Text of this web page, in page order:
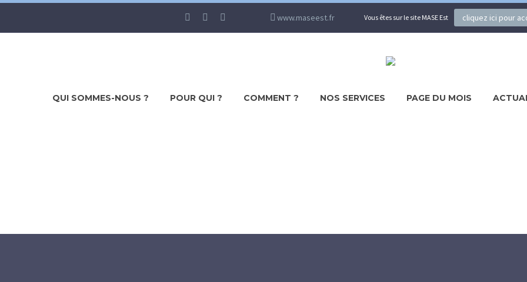
www.maseest.fr Vous êtes sur le site MASE Est cliquez ici pour
QUI SOMMES-NOUS ? POUR QUI ? COMMENT ? NOS SERVICES PAGE DU MOIS